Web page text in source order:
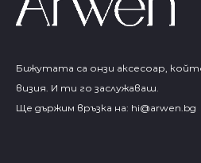
Бижутата са онзи аксесоар,
визия. И ти го заслужаваш.
Ще държим връзка на: hi@arwen.bg